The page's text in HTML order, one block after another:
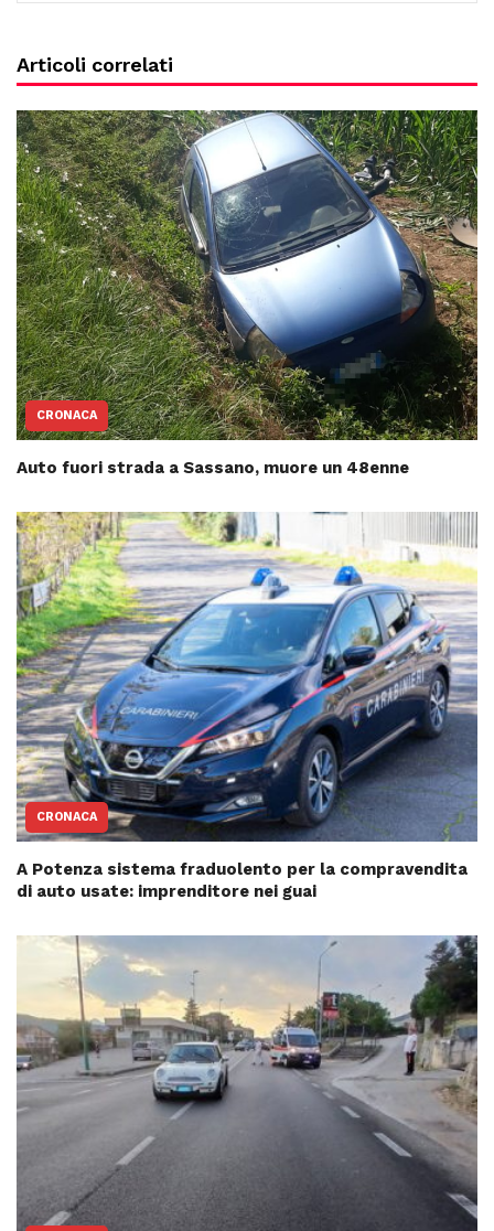
Articoli correlati
CRONACA
Auto fuori strada a Sassano, muore un 48enne
CRONACA
A Potenza sistema fraduolento per la compravendita
di auto usate: imprenditore nei guai